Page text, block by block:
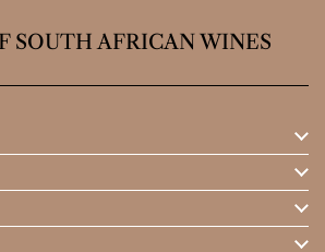
SOUTH AFRICAN WINES